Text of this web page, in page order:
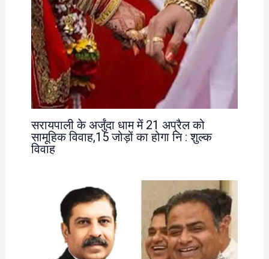
सरायपाली के अर्जुंदा धाम में 21 अप्रैल को
सामूहिक विवाह,15 जोड़ों का होगा नि : शुल्क
विवाह